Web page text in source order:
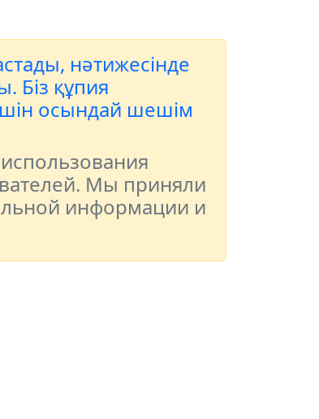
нәтижесінде
Біз құпия
осындай шешім
Мы приняли
информации и